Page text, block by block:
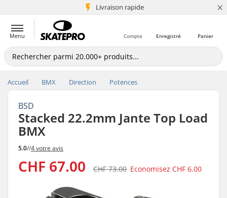
Livraison rapide
+5 mio de clients ×
Menu Panier
Enregistré
Compte
Accueil BMX Direction Potences
BSD
Stacked 22.2mm Jante Top Load
BMX
5.0//4 votre avis
CHF 67.00 CHF 73.00 Economisez CHF 6.00